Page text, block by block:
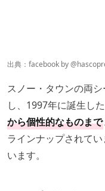
出典：facebook by
スノー・タウンの両
し、1997年に誕生し
から個性的なものまで
ラインナップされて
います。